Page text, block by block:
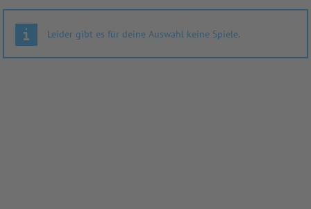
Leider gibt es für deine Auswahl keine Spiele.